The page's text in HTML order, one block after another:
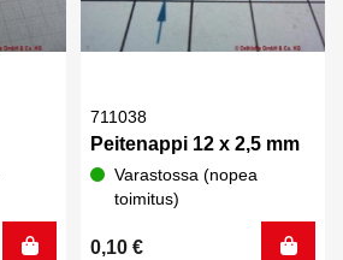
711038
Peitenappi 12 x 2,5 mm
Varastossa (nopea
toimitus)
0,10 €